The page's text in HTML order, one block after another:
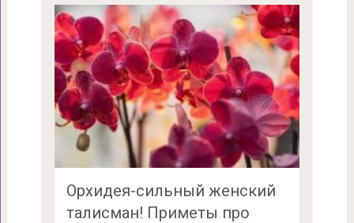
Орхидея-сильный женский
талисман! Приметы про